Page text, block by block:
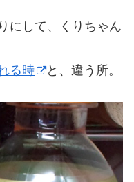
にして、くりちゃん
る時 と、違う所。